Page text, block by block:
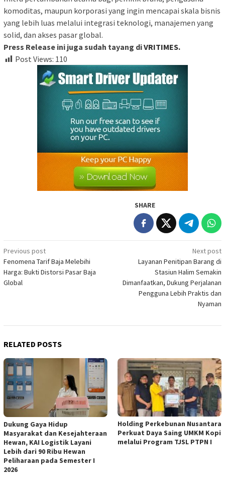
komoditas, maupun korporasi yang ingin mencapai skala bisnis
yang lebih luas melalui integrasi teknologi, manajemen yang
solid, dan akses pasar global.
Press Release ini juga sudah tayang diVRITIMES.
Post Views: 110
SHARE
Post
navigation
Previous post
Fenomena Tarif Baja Melebihi
Harga: Bukti Distorsi Pasar Baja
Global
Next post
Layanan Penitipan Barang di
Stasiun Halim Semakin
Dimanfaatkan, Dukung Perjalanan
Pengguna Lebih Praktis dan
Nyaman
RELATED POSTS
Dukung Gaya Hidup
Masyarakat dan Kesejahteraan
Hewan, KAI Logistik Layani
Lebih dari 90 Ribu Hewan
Peliharaan pada Semester I
2026
Holding Perkebunan Nusantara
Perkuat Daya Saing UMKM Kopi
melalui Program TJSL PTPN I